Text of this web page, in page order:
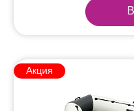
Акция